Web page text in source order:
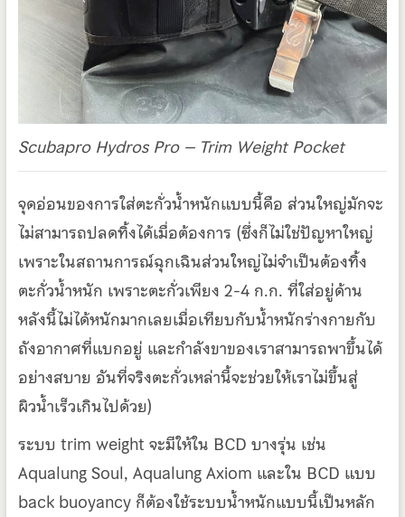
Scubapro Hydros Pro – Trim Weight Pocket
จุดอ่อนของการใส่ตะกั่วน้ำหนักแบบนี้คือ ส่วนใหญ่มักจะ
ไม่สามารถปลดทิ้งได้เมื่อต้องการ (ซึ่งก็ไม่ใช่ปัญหาใหญ่
เพราะในสถานการณ์ฉุกเฉินส่วนใหญ่ไม่จำเป็นต้องทิ้ง
ตะกั่วน้ำหนัก เพราะตะกั่วเพียง 2-4 ก.ก. ที่ใส่อยู่ด้าน
หลังนี้ไม่ได้หนักมากเลยเมื่อเทียบกับน้ำหนักร่างกายกับ
ถังอากาศที่แบกอยู่ และกำลังขาของเราสามารถพาขึ้นได้
อย่างสบาย อันที่จริงตะกั่วเหล่านี้จะช่วยให้เราไม่ขึ้นสู่
ผิวน้ำเร็วเกินไปด้วย)
ระบบ trim weight จะมีให้ใน BCD บางรุ่น เช่น
Aqualung Soul, Aqualung Axiom และใน BCD แบบ
back buoyancy ก็ต้องใช้ระบบน้ำหนักแบบนี้เป็นหลัก